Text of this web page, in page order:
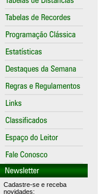
Cadastre-se e receba
novidades: